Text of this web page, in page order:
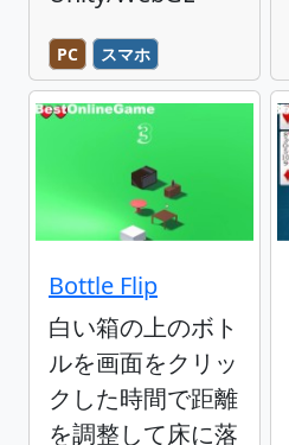
PC スマホ
Bottle Flip
白い箱の上のボト
ルを画面をクリッ
クした時間で距離
を調整して床に落